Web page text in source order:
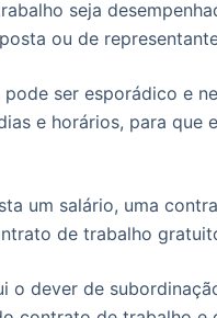
seja
ou de
ser esporádico e
e horários, para que
um salário, uma
de trabalho
o dever de